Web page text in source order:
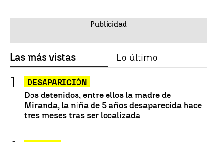
Las más vistas Lo último
DESAPARICIÓN
Dos detenidos, entre ellos la madre de
Miranda, la niña de 5 años desaparecida hace
tres meses tras ser localizada